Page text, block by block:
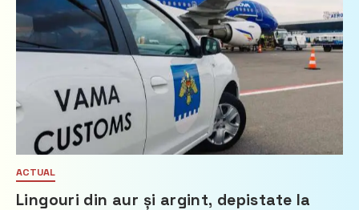
ACTUAL
Lingouri din aur și argint, depistate la